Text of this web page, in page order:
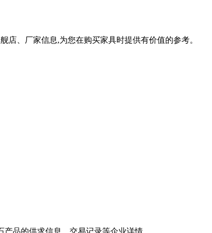
、厂家信息,为您在购买家具时提供有价值的参考。
品的供求信息、交易记录等企业详情。